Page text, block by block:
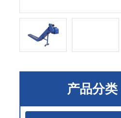
产品分类